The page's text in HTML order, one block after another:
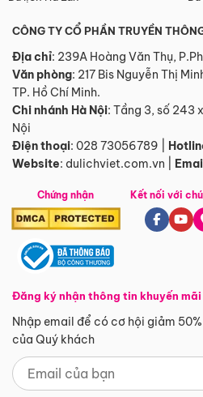
CÔNG TY CỔ PHẦN TRUYỀN
Địa chỉ: 239A Hoàng Văn Thụ,
Văn phòng: 217 Bis Nguyễn Thị
TP. Hồ Chí Minh.
Chi nhánh Hà Nội: Tầng 3, số 243
Nội
Điện thoại: 028 73056789
Website: dulichviet.com.vn
Chứng nhận
Đăng ký nhận thông tin khuyến mãi
Nhập email để có cơ hội giảm
của Quý khách
Kết nối với